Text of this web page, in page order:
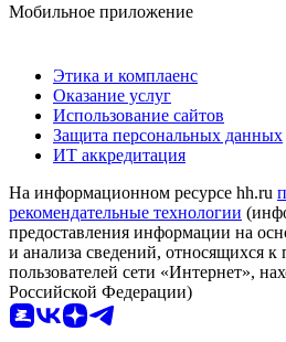
Мобильное приложение
Этика и комплаенс
Оказание услуг
Использование сайтов
Защита персональных данных
ИТ аккредитация
На информационном ресурсе hh.ru
рекомендательные технологии
предоставления информации на
и анализа сведений, относящихся к
пользователей сети «Интернет»,
Российской Федерации)